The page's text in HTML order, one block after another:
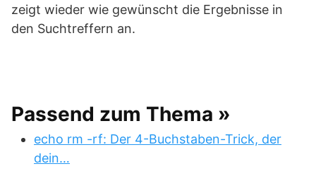
zeigt wieder wie gewünscht die Ergebnisse in
den Suchtreffern an.
Passend zum Thema »
echo rm -rf: Der 4-Buchstaben-Trick, der
dein…